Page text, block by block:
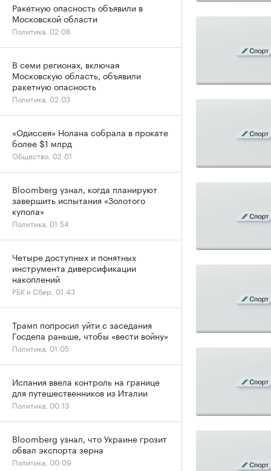
Ракетную опасность объявили в
Московской области
Политика, 02:08
В семи регионах, включая
Московскую область, объявили
ракетную опасность
Политика, 02:03
«Одиссея» Нолана собрала в прокате
более $1 млрд
Общество, 02:01
Bloomberg узнал, когда планируют
завершить испытания «Золотого
купола»
Политика, 01:54
Четыре доступных и понятных
инструмента диверсификации
накоплений
РБК и Сбер, 01:43
Трамп попросил уйти с заседания
Госдепа раньше, чтобы «вести войну»
Политика, 01:05
Испания ввела контроль на границе
для путешественников из Италии
Политика, 00:13
Bloomberg узнал, что Украине грозит
обвал экспорта зерна
Политика, 00:09